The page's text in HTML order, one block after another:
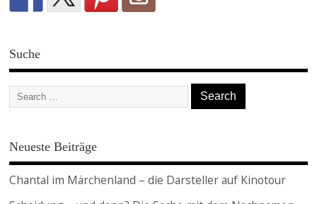
Suche
Neueste Beiträge
Chantal im Märchenland – die Darsteller auf Kinotour